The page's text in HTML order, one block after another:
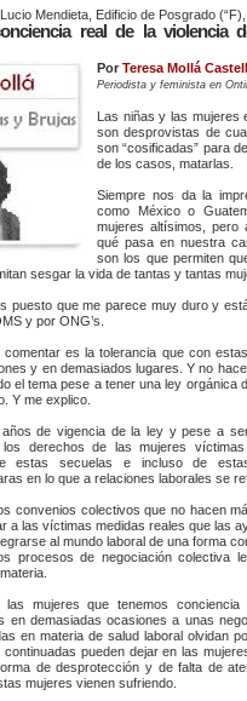
Mendieta, Edificio de Posgrado
real de la violencia
Por Teresa Mollá
Periodista y feminista en
Las niñas y las mujeres
son desprovistas de
son “cosificadas” para
de los casos, matarlas.
Siempre nos da la
como México o
mujeres altísimos,
qué pasa en nuestra
son los que permiten
sesgar la vida de tantas y tantas
puesto que me parece muy duro y
y por ONG’s.
comentar es la tolerancia que con
y en demasiados lugares. Y no
el tema pese a tener una ley orgánica
Y me explico.
de vigencia de la ley y pese a
los derechos de las mujeres
estas secuelas e incluso de
en lo que a relaciones laborales se
convenios colectivos que no hacen
a las víctimas medidas reales que las
al mundo laboral de una forma
procesos de negociación colectiva
las mujeres que tenemos
en demasiadas ocasiones a unas
en materia de salud laboral olvidan
continuadas pueden dejar en las
de desprotección y de falta de
mujeres vienen sufriendo.